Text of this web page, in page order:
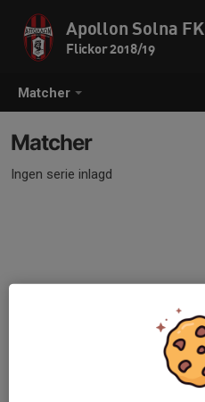
Matcher
Apollon Solna FK
Flickor 2018/19
Matcher
Ingen serie inlagd